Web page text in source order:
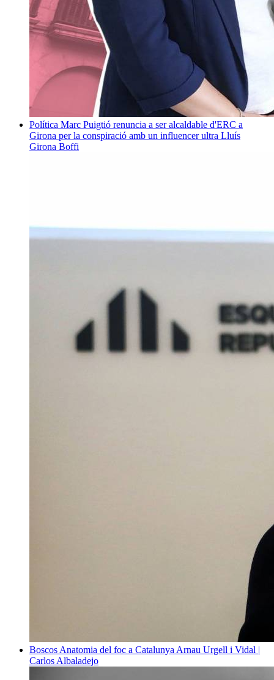
Política Marc Puigtió renuncia a ser alcaldable d'ERC a
Girona per la conspiració amb un influencer ultra Lluís
Girona Boffi
Boscos Anatomia del foc a Catalunya Arnau Urgell i Vidal |
Carlos Albaladejo